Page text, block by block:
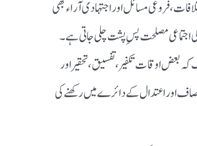
فروعی مسائل اور اجتہادی آراء بھی
کی اجتماعی مصلحت پسِ پشت چلی جاتی ہے۔
بعض اوقات تکفیر، تفسیق، تحقیر اور
اور اعتدال کے دائرے میں رکھنے کی